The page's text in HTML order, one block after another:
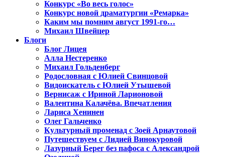
Конкурс «Во весь голос»
Конкурс новой драматургии «Ремарка»
Каким мы помним август 1991-го…
Михаил Швейцер
Блоги
Блог Лицея
Алла Нестеренко
Михаил Гольденберг
Родословная с Юлией Свинцовой
Видоискатель с Юлией Утышевой
Вернисаж с Ириной Ларионовой
Валентина Калачёва. Впечатления
Лариса Хенинен
Олег Гальченко
Культурный променад с Зоей Арнаутовой
Путешествуем с Лидией Винокуровой
Лазурный Берег без пафоса с Александрой